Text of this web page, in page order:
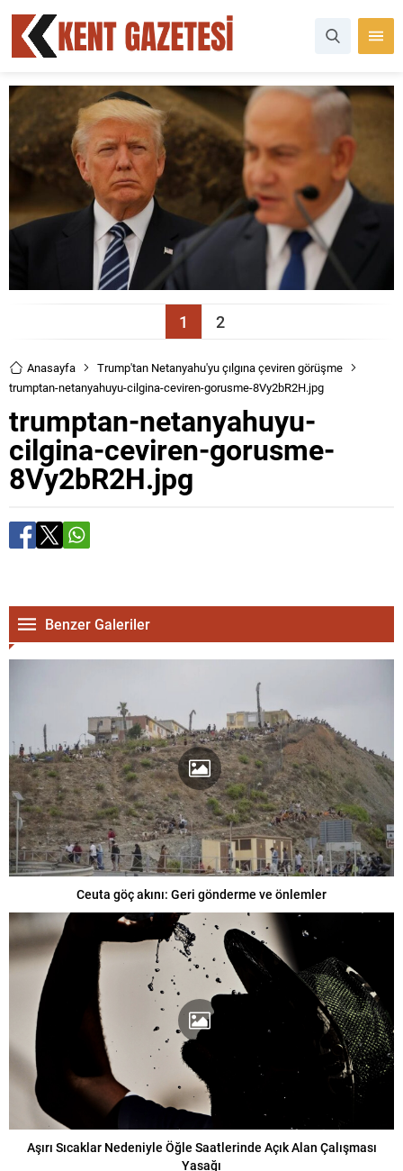
1 2
Anasayfa
Trump'tan Netanyahu'yu çılgına çeviren görüşme
trumptan-netanyahuyu-cilgina-ceviren-gorusme-8Vy2bR2H.jpg
trumptan-netanyahuyu-
cilgina-ceviren-gorusme-
8Vy2bR2H.jpg
Benzer Galeriler
Ceuta göç akını: Geri gönderme ve önlemler
Aşırı Sıcaklar Nedeniyle Öğle Saatlerinde Açık Alan Çalışması
Yasağı